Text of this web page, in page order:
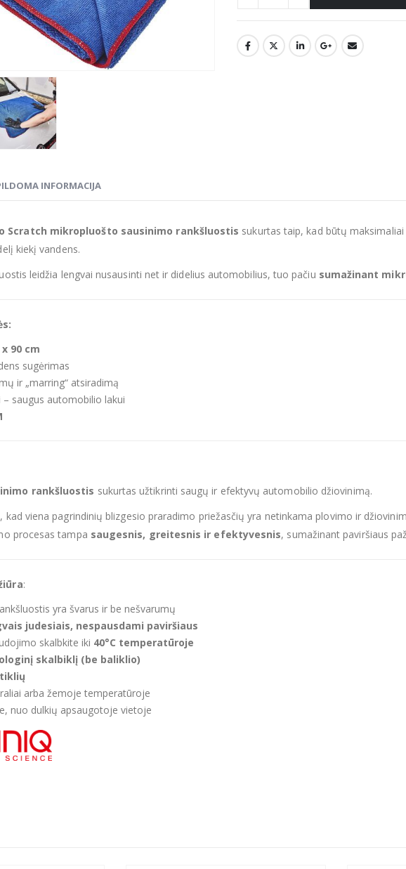
INFORMACIJA
Scratch mikropluošto sausinimo rankšluostis sukurtas taip, kad būtų
kiekį vandens.
leidžia lengvai nusausinti net ir didelius automobilius, tuo pačiu sumažinant
x 90 cm
sugėrimas
ir „marring“ atsiradimą
– saugus automobilio lakui
rankšluostis sukurtas užtikrinti saugų ir efektyvų automobilio džiovinimą.
kad viena pagrindinių blizgesio praradimo priežasčių yra netinkama plovimo ir
procesas tampa saugesnis, greitesnis ir efektyvesnis, sumažinant paviršiaus
:
yra švarus ir be nešvarumų
judesiais, nespausdami paviršiaus
skalbkite iki 40°C temperatūroje
skalbiklį (be baliklio)
arba žemoje temperatūroje
nuo dulkių apsaugotoje vietoje